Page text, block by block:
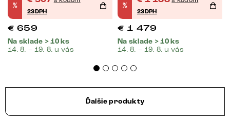
%
23DPH
€ 659
Na sklade > 10 ks
14. 8. – 19. 8. u vás
%
23DPH
€ 1 479
Na sklade > 10 ks
14. 8. – 19. 8. u vás
Ďalšie produkty